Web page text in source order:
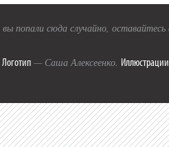
вы попали сюда случайно,
Логотип — Саша Алексеенко. Иллюстрации